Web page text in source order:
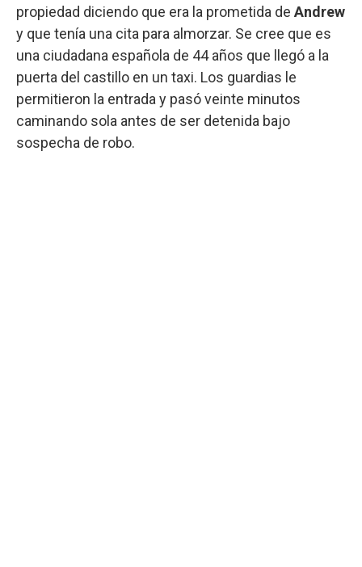
propiedad diciendo que era la prometida de Andrew
y que tenía una cita para almorzar. Se cree que es
una ciudadana española de 44 años que llegó a la
puerta del castillo en un taxi. Los guardias le
permitieron la entrada y pasó veinte minutos
caminando sola antes de ser detenida bajo
sospecha de robo.